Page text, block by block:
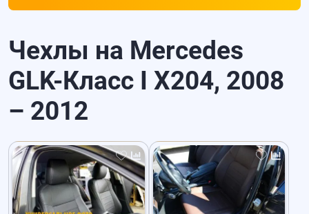
Чехлы на Mercedes
GLK-Класс I X204, 2008
– 2012